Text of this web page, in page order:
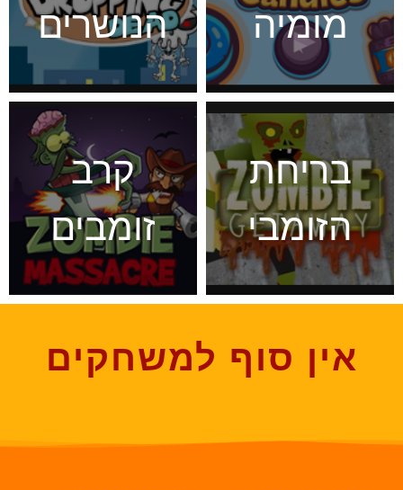
מומיה
הנושרים
בריחת
הזומבי
קרב
זומבים
אין סוף למשחקים